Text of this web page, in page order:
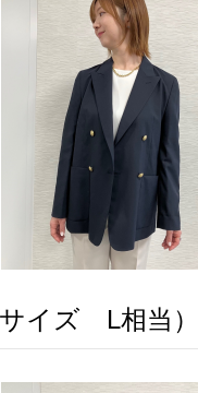
イズ L相当）